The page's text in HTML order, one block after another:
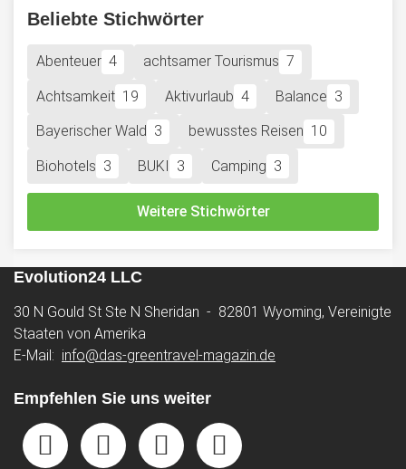
Beliebte Stichwörter
Abenteuer 4 achtsamer Tourismus 7
Achtsamkeit 19 Aktivurlaub 4 Balance 3
Bayerischer Wald 3 bewusstes Reisen 10
Biohotels 3 BUKI 3 Camping 3
Weitere Stichwörter
Evolution24 LLC
30 N Gould St Ste N Sheridan - 82801 Wyoming, Vereinigte
Staaten von Amerika
E-Mail: info@das-greentravel-magazin.de
Empfehlen Sie uns weiter